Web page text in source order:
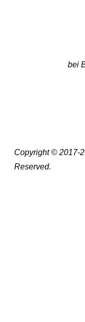
bei
Copyright © 2017-
Reserved.